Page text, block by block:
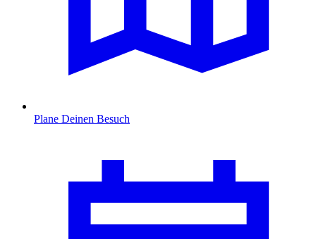
Plane Deinen Besuch